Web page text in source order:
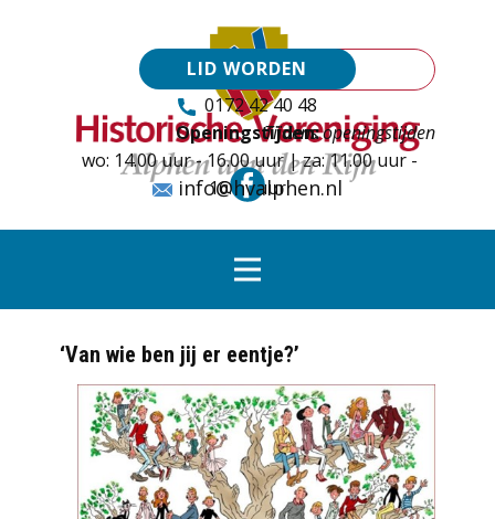
LID WORDEN
0172 42 40 48
Tijdens openingstijden
Openingstijden:
wo: 14.00 uur - 16.00 uur | za: 11.00 uur -
16.00 uur
info@hvalphen.nl
‘Van wie ben jij er eentje?’